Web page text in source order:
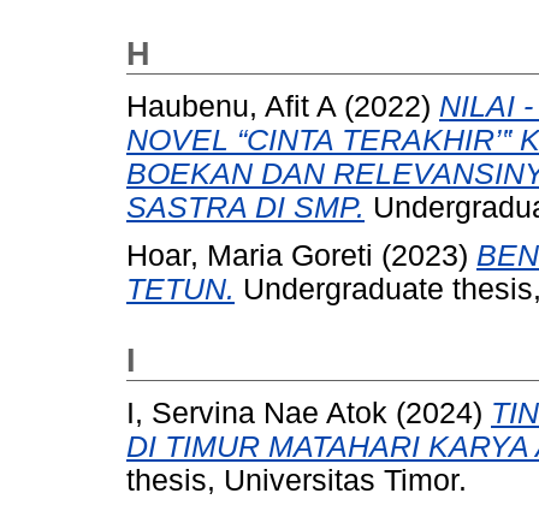
H
Haubenu, Afit A (2022) NILAI
NOVEL “CINTA
BOEKAN DAN
SASTRA DI SMP.
Hoar, Maria Goreti (2023)
TETUN. Undergraduate
I
I, Servina Nae Atok (2024)
DI TIMUR MATAHARI
thesis, Universitas Timor.